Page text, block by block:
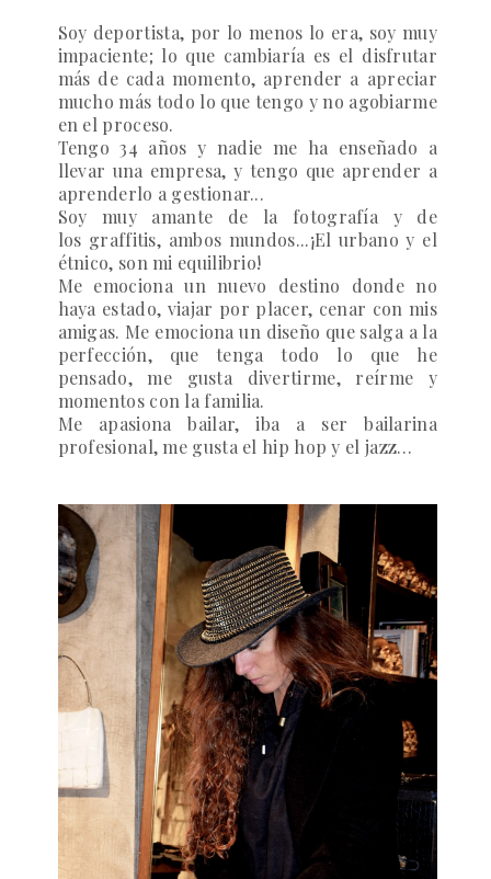
Soy deportista, por lo menos lo era, soy muy
impaciente; lo que cambiaría es el disfrutar
más de cada momento, aprender a apreciar
mucho más todo lo que tengo y no agobiarme
en el proceso.
Tengo 34 años y nadie me ha enseñado a
llevar una empresa, y tengo que aprender a
aprenderlo a gestionar...
Soy muy amante de la fotografía y de
los graffitis, ambos mundos...¡El urbano y el
étnico, son mi equilibrio!
Me emociona un nuevo destino donde no
haya estado, viajar por placer, cenar con mis
amigas. Me emociona un diseño que salga a la
perfección, que tenga todo lo que he
pensado, me gusta divertirme, reírme y
momentos con la familia.
Me apasiona bailar, iba a ser bailarina
profesional, me gusta el hip hop y el jazz…